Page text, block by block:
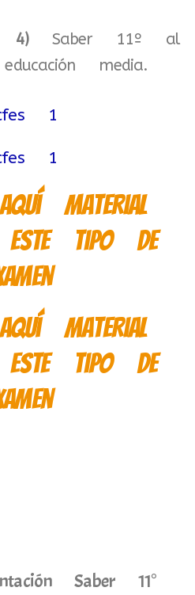
Saber 11º al
media.
material
tipo de
material
tipo de
Saber 11°